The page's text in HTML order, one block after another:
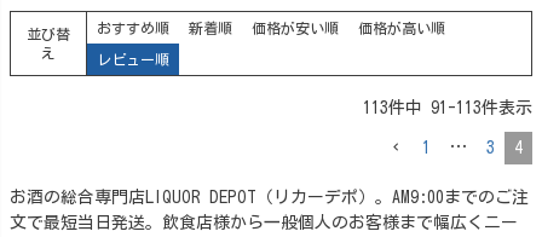
並び替
え
おすすめ順 新着順 価格が安い順 価格が高い順
レビュー順
113件中 91 -113件表示
1 … 3 4
お酒の総合専門店LIQUOR DEPOT（リカーデポ）。AM9:00までのご注
文で最短当日発送。飲食店様から一般個人のお客様まで幅広くニー